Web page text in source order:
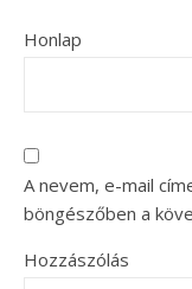
Honlap
A nevem, e-mail
böngészőben a
Hozzászólás